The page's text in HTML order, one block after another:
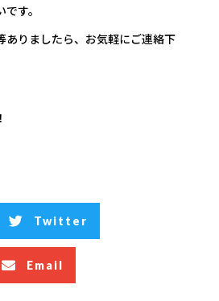
す。
ありましたら、お気軽にご連絡下
Twitter
Email